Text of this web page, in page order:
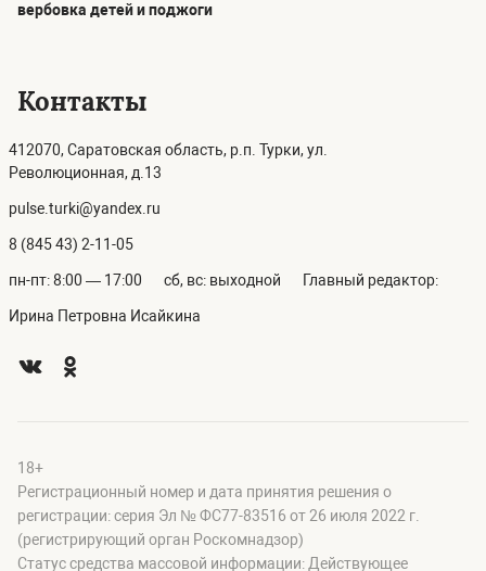
вербовка детей и поджоги
Контакты
412070, Саратовская область, р.п. Турки, ул.
Революционная, д.13
pulse.turki@yandex.ru
8 (845 43) 2-11-05
пн-пт: 8:00 — 17:00 сб, вс: выходной Главный редактор:
Ирина Петровна Исайкина
18+
Регистрационный номер и дата принятия решения о
регистрации: серия Эл № ФС77-83516 от 26 июля 2022 г.
(регистрирующий орган Роскомнадзор)
Статус средства массовой информации: Действующее